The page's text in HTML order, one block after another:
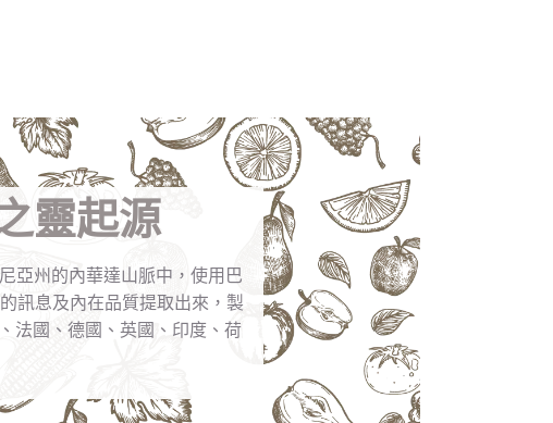
靈起源
亞州的內華達山脈中，使用巴
訊息及內在品質提取出來，製
法國、德國、英國、印度、荷